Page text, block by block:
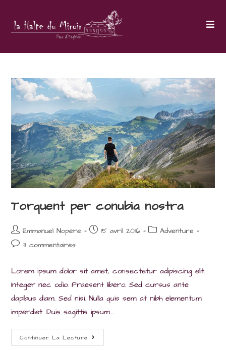
content
Torquent per conubia nostra
Auteur/autrice
de
la
Emmanuel Nopère
Post15 avril 2016
PostAdventure
Post3 commentaires
Lorem ipsum dolor sit amet, consectetur adipiscing elit.
Integer nec odio. Praesent libero. Sed cursus ante
dapibus diam. Sed nisi. Nulla quis sem at nibh elementum
imperdiet. Duis sagittis ipsum.…
Continuer La Lecture Torquent
Per